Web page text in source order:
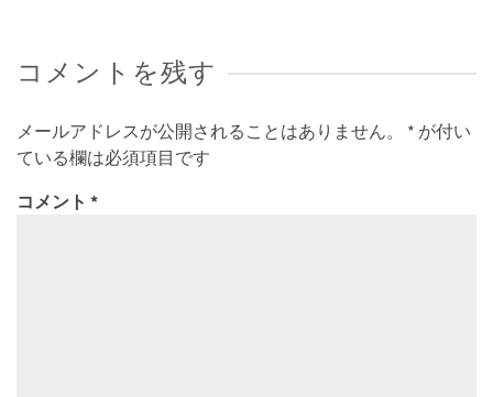
コメントを残す
メールアドレスが公開されることはありません。 * が付い
ている欄は必須項目です
コメント *